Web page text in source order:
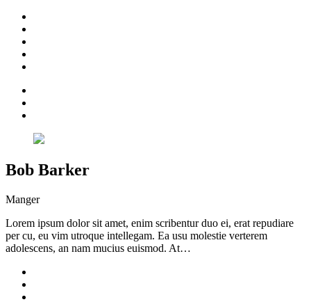
Bob Barker
Manger
Lorem ipsum dolor sit amet, enim scribentur duo ei, erat repudiare
per cu, eu vim utroque intellegam. Ea usu molestie verterem
adolescens, an nam mucius euismod. At…